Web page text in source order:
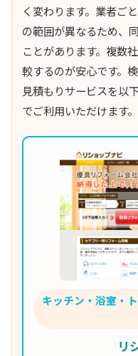
く変わります。業者ご
の範囲が異なるため、
ことがあります。複数
較するのが安心です。
見積もりサービスを以
でご利用いただけます。
キッチン・浴室・
リ